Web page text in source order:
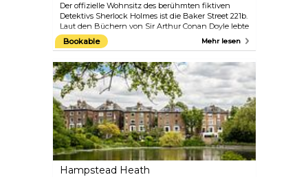
Der offizielle Wohnsitz des berühmten fiktiven
Detektivs Sherlock Holmes ist die Baker Street 221b.
Laut den Büchern von Sir Arthur Conan Doyle lebte
er hier von 1881 bis 1904. Das Museum enthält
Holmes' detailliertes Arbeitszimmer, lebensgroße
Holmes und Watson darstellen, und einen
Souvenirshop.
Bookable Mehr lesen
Hampstead Heath